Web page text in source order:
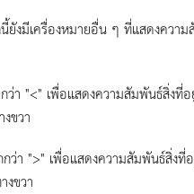
ครื่องหมายอื่น ๆ ที่แสดงความ
ว่า "<" เพื่อแสดงความสัมพันธ์สิ่งที่อ
ขวา
ว่า ">" เพื่อแสดงความสัมพันธ์สิ่งที่
งขวา